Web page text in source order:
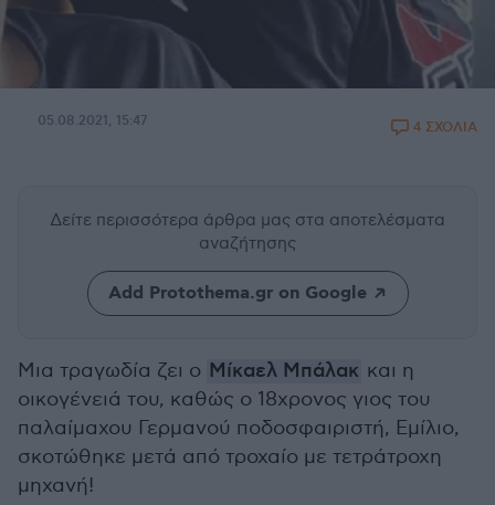
05.08.2021, 15:47 4 ΣΧΟΛΙΑ
Δείτε περισσότερα άρθρα μας στα αποτελέσματα
αναζήτησης
Add Protothema.gr on Google
Μια τραγωδία ζει ο Μίκαελ Μπάλακ και η
οικογένειά του, καθώς ο 18χρονος γιος του
παλαίμαχου Γερμανού ποδοσφαιριστή, Εμίλιο,
σκοτώθηκε μετά από τροχαίο με τετράτροχη
μηχανή!